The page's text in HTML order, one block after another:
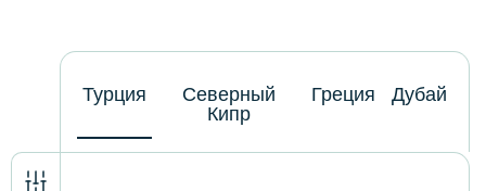
Турция
Северный
Кипр
Греция Дубай